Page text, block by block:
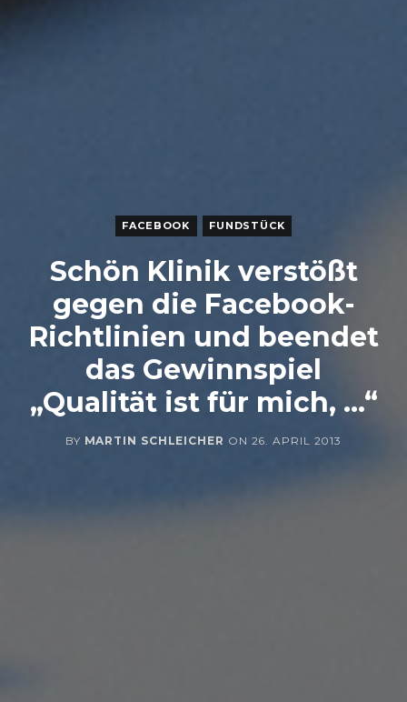
FACEBOOK FUNDSTÜCK
Schön Klinik verstößt
gegen die Facebook-
Richtlinien und beendet
das Gewinnspiel
„Qualität ist für mich, …“
BY MARTIN SCHLEICHER ON 26. APRIL 2013